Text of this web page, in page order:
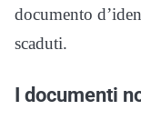
documento
scaduti.
I documenti